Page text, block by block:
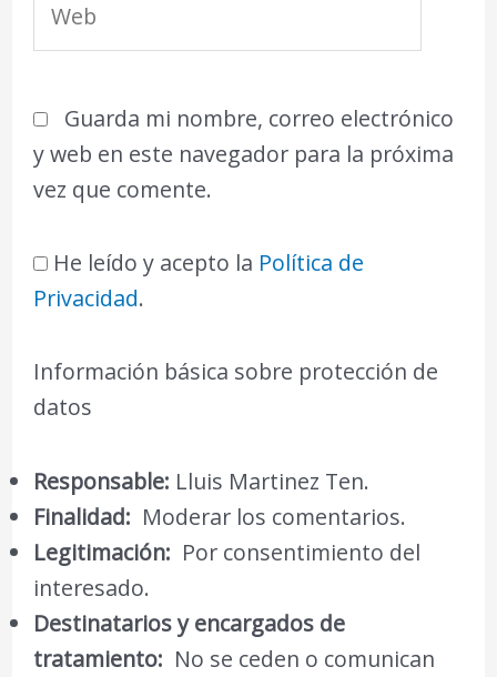
Guarda mi nombre, correo electrónico
y web en este navegador para la próxima
vez que comente.
He leído y acepto la Política de
Privacidad.
Información básica sobre protección de
datos
Responsable: Lluis Martinez Ten.
Finalidad: Moderar los comentarios.
Legitimación: Por consentimiento del
interesado.
Destinatarios y encargados de
tratamiento: No se ceden o comunican